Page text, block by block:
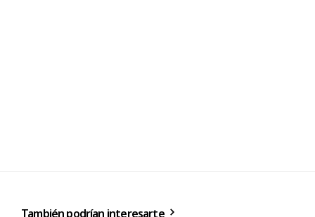
También podrían interesarte